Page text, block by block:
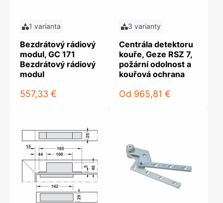
1 varianta
Bezdrátový rádiový
modul, GC 171
Bezdrátový rádiový
modul
557,33 €
3 varianty
Centrála detektoru
kouře, Geze RSZ 7,
požární odolnost a
kouřová ochrana
Od 965,81 €